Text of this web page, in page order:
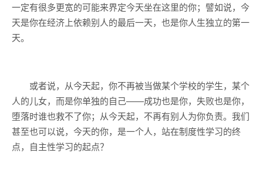
一定有很多更宽的可能来界定今天坐在这里的你；譬如说，今
天是你在经济上依赖别人的最后一天，也是你人生独立的第一
天。
或者说，从今天起，你不再被当做某个学校的学生，某个
人的儿女，而是你单独的自己——成功也是你，失败也是你，
堕落时谁也救不了你；从今天起，不再有别人为你负责。我们
甚至也可以说，今天的你，是一个人，站在制度性学习的终
点，自主性学习的起点？